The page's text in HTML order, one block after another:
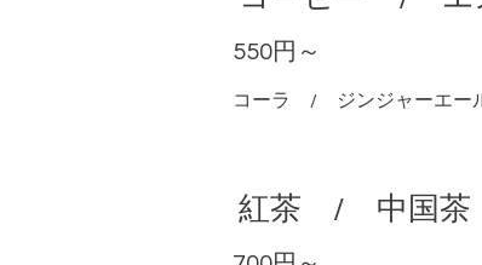
550円～
コーラ / ジンジャーエ
紅茶 / 中国茶